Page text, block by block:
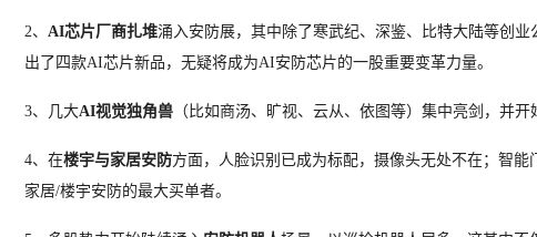
2、 AI芯片厂商扎堆涌入安防展，其中除了寒武纪、深鉴、比特大陆等创
出了四款AI芯片新品，无疑将成为AI安防芯片的一股重要变革力量。
3、几大AI视觉独角兽 （比如商汤、旷视、云从、依图等）集中亮剑，并
4、在楼宇与家居安防方面，人脸识别已成为标配，摄像头无处不在；智
家居/楼宇安防的最大买单者。